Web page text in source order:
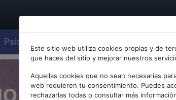
Psiquiatría
Este sitio web utiliza cookies propias y de
que haces del sitio y mejorar nuestros
Aquellas cookies que no sean necesarias
web requieren tu consentimiento. Puedes
rechazarlas todas o consultar más